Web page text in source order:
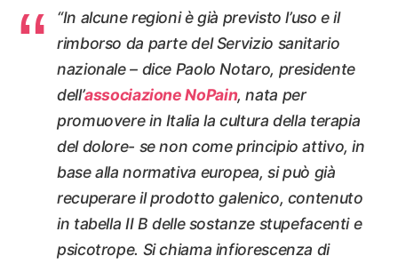
“In alcune regioni è già previsto l’uso e il
rimborso da parte del Servizio sanitario
nazionale – dice Paolo Notaro, presidente
dell’associazione NoPain, nata per
promuovere in Italia la cultura della terapia
del dolore- se non come principio attivo, in
base alla normativa europea, si può già
recuperare il prodotto galenico, contenuto
in tabella II B delle sostanze stupefacenti e
psicotrope. Si chiama infiorescenza di